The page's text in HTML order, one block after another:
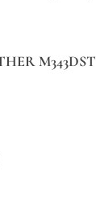
M343DST